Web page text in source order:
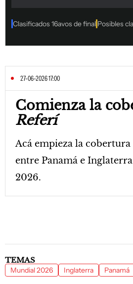
27-06-2026 17:00
Comienza la
Referí
Acá empieza la
entre Panamá e
2026.
TEMAS
Mundial 2026 Inglaterra Panamá